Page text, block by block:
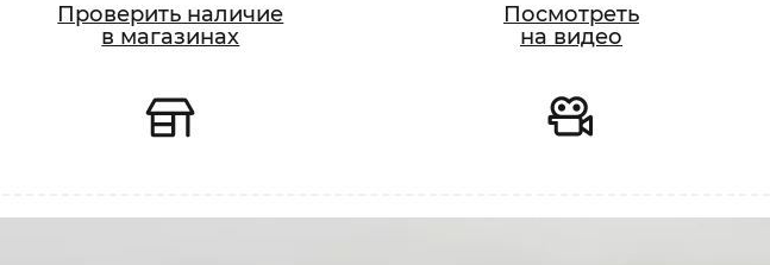
Проверить наличие
в магазинах
Посмотреть
на видео
Видео